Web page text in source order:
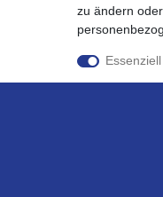
zu ändern
Essenziell